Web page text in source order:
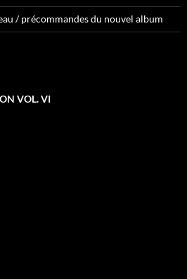
/ précommandes du nouvel album
VOL. VI